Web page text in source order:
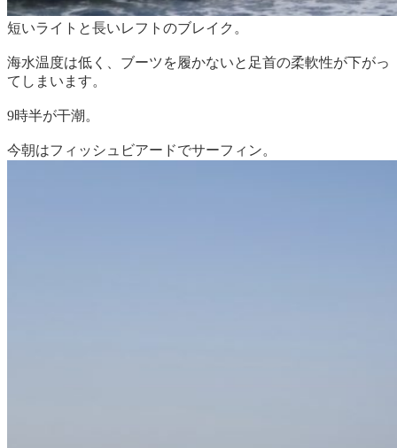
短いライトと長いレフトのブレイク。
海水温度は低く、ブーツを履かないと足首の柔軟性が下がっ
てしまいます。
9時半が干潮。
今朝はフィッシュビアードでサーフィン。